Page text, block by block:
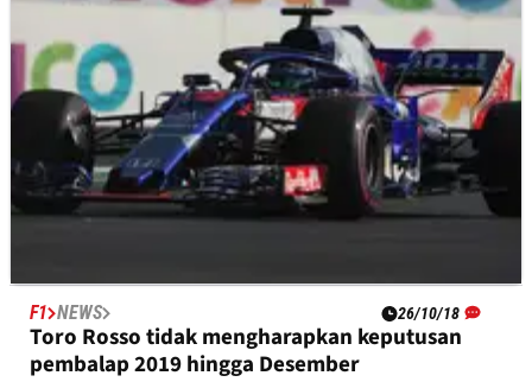
F1 NEWS 26/10/18
Toro Rosso tidak mengharapkan keputusan
pembalap 2019 hingga Desember